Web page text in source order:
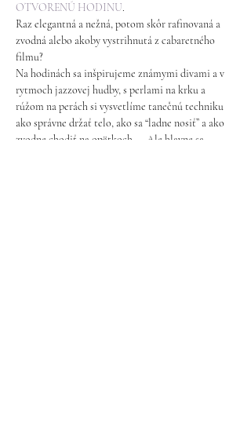
OTVORENÚ HODINU.
Raz elegantná a nežná, potom skôr rafinovaná a
zvodná alebo akoby vystrihnutá z cabaretného
filmu?
Na hodinách sa inšpirujeme známymi divami a v
rytmoch jazzovej hudby, s perlami na krku a
rúžom na perách si vysvetlíme tanečnú techniku
ako správne držať telo, ako sa “ladne nosiť” a ako
zvodne chodiť na opätkoch.... Ale hlavne sa